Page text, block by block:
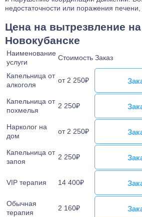
недостаточности или поражения печени,
Цена на вытрезвление
Новокубанске
Наименование
услуги
Стоимость Заказ
Капельница от
алкоголя
от 2 250₽
Капельница от
похмелья
2 250₽
Нарколог на
дом
от 2 250₽
Капельница от
запоя
2 250₽
VIP терапия 14 400₽
Обычная
терапия
2 160₽